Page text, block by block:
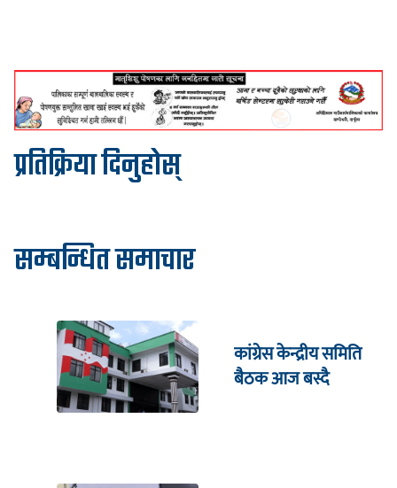
प्रतिक्रिया दिनुहोस्
सम्बन्धित समाचार
कांग्रेस केन्द्रीय समिति
बैठक आज बस्दै